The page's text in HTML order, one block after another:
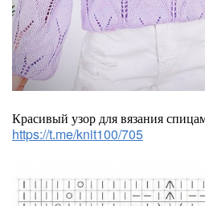
Красивый узор для вязания
https://t.me/knit100/705